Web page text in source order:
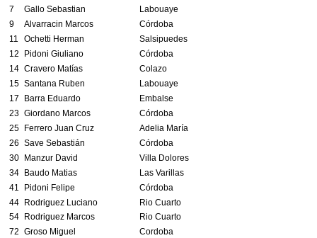
7
Gallo Sebastian
Labouaye
9
Alvarracin Marcos
Córdoba
11
Ochetti Herman
Salsipuedes
12
Pidoni Giuliano
Córdoba
14 Cravero Matías
Colazo
15 Santana Ruben
Labouaye
17
Barra Eduardo
Embalse
23 Giordano Marcos
Córdoba
25
Ferrero Juan Cruz
Adelia María
26
Save Sebastián
Córdoba
30
Manzur David
Villa Dolores
34
Baudo Matias
Las Varillas
41
Pidoni Felipe
Córdoba
44
Rodriguez Luciano
Rio Cuarto
54
Rodriguez Marcos
Rio Cuarto
72
Groso Miguel
Cordoba